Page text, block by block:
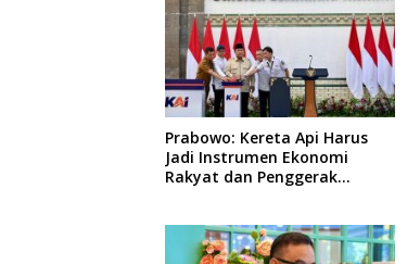
Prabowo: Kereta Api Harus
Jadi Instrumen Ekonomi
Rakyat dan Penggerak